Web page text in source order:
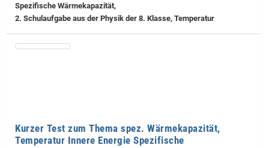
Spezifische Wärmekapazität,
2. Schulaufgabe aus der Physik der 8. Klasse, Temperatur
Kurzer Test zum Thema spez. Wärmekapazität,
Temperatur Innere Energie Spezifische